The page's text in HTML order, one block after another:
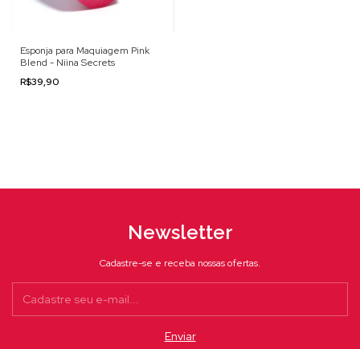
Esponja para Maquiagem Pink
Blend - Niina Secrets
R$39,90
Newsletter
Cadastre-se e receba nossas ofertas.